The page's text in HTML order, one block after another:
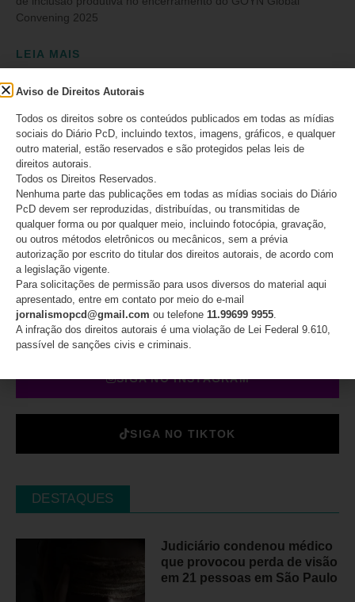
Convening 2025
LEIA MAIS
12/10/2025 Nenhum comentário
SIGA
INSCREVA-SE EM NOSSO CANAL
CURTA NO FACEBOOK
SIGA NO INSTAGRAM
SIGA NO TIKTOK
DESTAQUES
Judiciário condenou médico
que provocou perda de visão
em 21 pessoas em São Paulo
Aviso de Direitos Autorais
Todos os direitos sobre os conteúdos publicados em todas as mídias
sociais do Diário PcD, incluindo textos, imagens, gráficos, e qualquer
outro material, estão reservados e são protegidos pelas leis de
direitos autorais.
Todos os Direitos Reservados.
Nenhuma parte das publicações em todas as mídias sociais do Diário
PcD devem ser reproduzidas, distribuídas, ou transmitidas de
qualquer forma ou por qualquer meio, incluindo fotocópia, gravação,
ou outros métodos eletrônicos ou mecânicos, sem a prévia
autorização por escrito do titular dos direitos autorais, de acordo com
a legislação vigente.
Para solicitações de permissão para usos diversos do material aqui
apresentado, entre em contato por meio do e-mail
jornalismopcd@gmail.com ou telefone 11.99699 9955
A infração dos direitos autorais é uma violação de Lei Federal 9.610,
passível de sanções civis e criminais.